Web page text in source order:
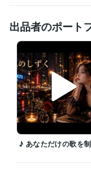
出品者のポート
♪ あなただけの歌を